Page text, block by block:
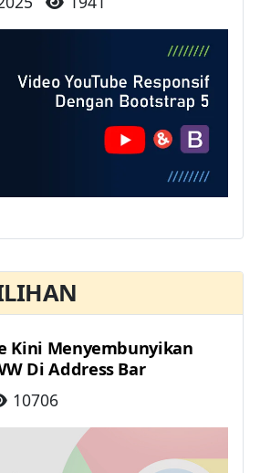
Kini Menyembunyikan
Di Address Bar
10706